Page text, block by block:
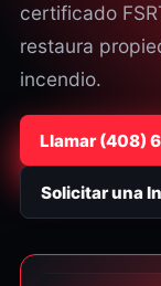
certificado
restaura
incendio.
Llamar⁦(408)
Solicitar una